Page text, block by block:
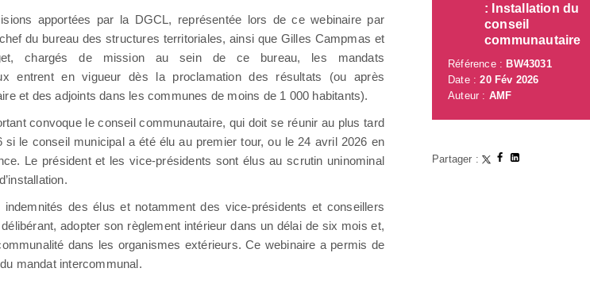
apportées par la DGCL, représentée lors de ce webinaire par
du bureau des structures territoriales, ainsi que Gilles Campmas et
chargés de mission au sein de ce bureau, les mandats
entrent en vigueur dès la proclamation des résultats (ou après
et des adjoints dans les communes de moins de 1 000 habitants).
convoque le conseil communautaire, qui doit se réunir au plus tard
si le conseil municipal a été élu au premier tour, ou le 24 avril 2026 en
Le président et les vice-présidents sont élus au scrutin uninominal
des élus et notamment des vice-présidents et conseillers
adopter son règlement intérieur dans un délai de six mois et,
dans les organismes extérieurs. Ce webinaire a permis de
mandat intercommunal.
: Installation du
conseil
communautaire
Référence : BW43031
Date :20 Fév 2026
Auteur : AMF
Partager :